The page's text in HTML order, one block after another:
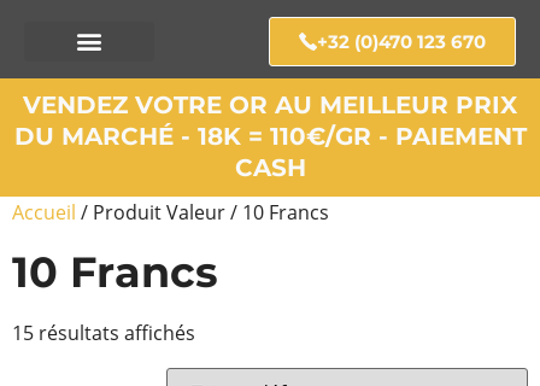
+32 (0)470 123 670
VENDEZ VOTRE OR AU MEILLEUR PRIX
DU MARCHÉ - 18K = 110€/GR - PAIEMENT
CASH
Accueil / Produit Valeur / 10 Francs
10 Francs
15 résultats affichés